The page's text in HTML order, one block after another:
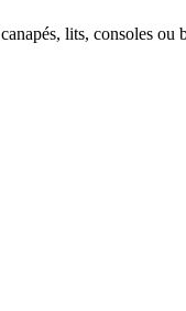
lits, consoles